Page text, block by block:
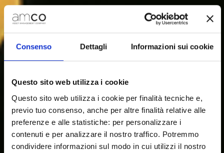
Consenso Dettagli Informazioni sui cookie
Questo sito web utilizza i cookie
Questo sito web utilizza i cookie per finalità tecniche e,
previo tuo consenso, anche per altre finalità relative alle
preferenze e alle statistiche: per personalizzare i
contenuti e per analizzare il nostro traffico. Potremmo
condividere informazioni sul modo in cui utilizzi il nostro